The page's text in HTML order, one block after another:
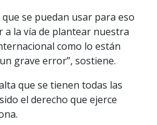
se puedan usar para eso
a la vía de plantear nuestra
como lo están
grave error”, sostiene.
que se tienen todas las
el derecho que ejerce